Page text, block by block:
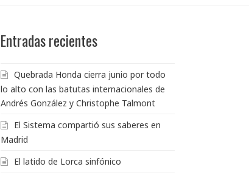
Entradas recientes
Quebrada Honda cierra junio por todo
lo alto con las batutas internacionales de
Andrés González y Christophe Talmont
El Sistema compartió sus saberes en
Madrid
El latido de Lorca sinfónico